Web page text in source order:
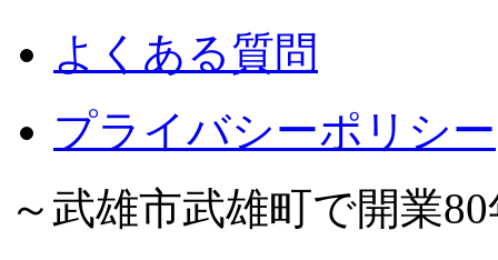
よくある質問
プライバシーポリシー
～武雄市武雄町で開業